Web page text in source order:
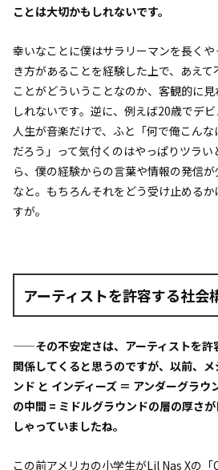
ことは大切かもしれないです。
幸いなことに僕はサラリーマンを長く
き方があることを経験した上で、あえ
ことがどういうことなのか、客観的に
しれないです。逆に、例えば20歳でデ
人生が音楽だけで、ふと「何で俺こん
だろう」って気付くのはやっぱりツラ
ら、僕の経験からの言葉や情報の発信
なと。もちろんそれをどう受け止める
すが。
アーティストを許容する社会
——その不安定さは、アーティストを許
関係してくると思うのですが、以前、
ンド と インディーズ ＝ アンダーグラウ
の中間 = ミドルグラウンドの層の厚さ
しゃっていましたね。
この前アメリカの小学生がLil Nas Xの